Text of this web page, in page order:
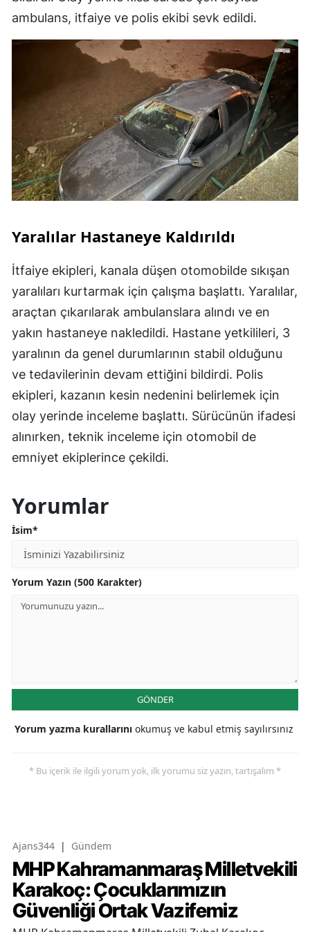
ambulans, itfaiye ve polis ekibi sevk edildi.
Yaralılar Hastaneye Kaldırıldı
İtfaiye ekipleri, kanala düşen otomobilde sıkışan
yaralıları kurtarmak için çalışma başlattı. Yaralılar,
araçtan çıkarılarak ambulanslara alındı ve en
yakın hastaneye nakledildi. Hastane yetkilileri, 3
yaralının da genel durumlarının stabil olduğunu
ve tedavilerinin devam ettiğini bildirdi. Polis
ekipleri, kazanın kesin nedenini belirlemek için
olay yerinde inceleme başlattı. Sürücünün ifadesi
alınırken, teknik inceleme için otomobil de
emniyet ekiplerince çekildi.
Yorumlar
İsim*
Yorum Yazın (500 Karakter)
GÖNDER
Yorum yazma kurallarını okumuş ve kabul etmiş sayılırsınız
* Bu içerik ile ilgili yorum yok, ilk yorumu siz yazın, tartışalım *
Ajans344 | Gündem
MHP Kahramanmaraş Milletvekili
Karakoç: Çocuklarımızın
Güvenliği Ortak Vazifemiz